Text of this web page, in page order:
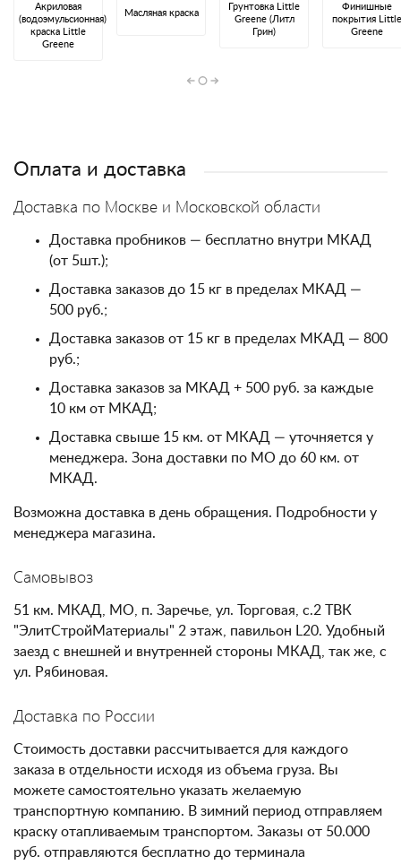
Акриловая
(водоэмульсионная)
краска Little
Greene
Масляная краска
Грунтовка Little
Greene (Литл
Грин)
Финишные
покрытия Little
Greene
Оплата и доставка
Доставка по Москве и Московской области
Доставка пробников — бесплатно внутри МКАД
(от 5шт.);
Доставка заказов до 15 кг в пределах МКАД —
500 руб.;
Доставка заказов от 15 кг в пределах МКАД — 800
руб.;
Доставка заказов за МКАД + 500 руб. за каждые
10 км от МКАД;
Доставка свыше 15 км. от МКАД — уточняется у
менеджера. Зона доставки по МО до 60 км. от
МКАД.
Возможна доставка в день обращения. Подробности у
менеджера магазина.
Самовывоз
51 км. МКАД, МО, п. Заречье, ул. Торговая, с.2 ТВК
"ЭлитСтройМатериалы" 2 этаж, павильон L20. Удобный
заезд с внешней и внутренней стороны МКАД, так же, с
ул. Рябиновая.
Доставка по России
Стоимость доставки рассчитывается для каждого
заказа в отдельности исходя из объема груза. Вы
можете самостоятельно указать желаемую
транспортную компанию. В зимний период отправляем
краску отапливаемым транспортом. Заказы от 50.000
руб. отправляются бесплатно до терминала